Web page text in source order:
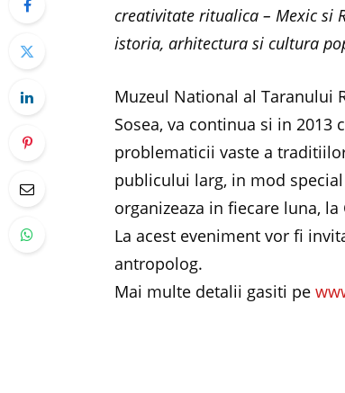
creativitate ritualica – Mexic si
istoria, arhitectura si cultura
Muzeul National al Taranului
Sosea, va continua si in
problematicii vaste a
publicului larg, in mod
organizeaza in fiecare luna,
La acest eveniment vor fi
antropolog.
Mai multe detalii gasiti pe